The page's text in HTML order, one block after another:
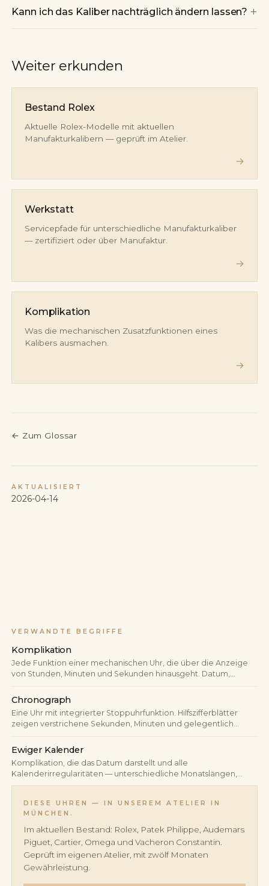
Kann ich das Kaliber nachträglich ändern lassen? +
Weiter erkunden
Bestand Rolex
Aktuelle Rolex-Modelle mit aktuellen
Manufakturkalibern — geprüft im Atelier.
→
Werkstatt
Servicepfade für unterschiedliche Manufakturkaliber
— zertifiziert oder über Manufaktur.
→
Komplikation
Was die mechanischen Zusatzfunktionen eines
Kalibers ausmachen.
→
← Zum Glossar
AKTUALISIERT
2026-04-14
VERWANDTE BEGRIFFE
Komplikation
Jede Funktion einer mechanischen Uhr, die über die Anzeige
von Stunden, Minuten und Sekunden hinausgeht. Datum,
Chronograph, Mondphase, GMT, Ewiger Kalender,
Minutenrepetition — alles Komplikationen. Der Begriff misst die
mechanische Tiefe einer Uhr.
Chronograph
Eine Uhr mit integrierter Stoppuhrfunktion. Hilfszifferblätter
zeigen verstrichene Sekunden, Minuten und gelegentlich
Stunden; Drücker steuern Start, Stopp und Rückstellung.
Ewiger Kalender
Komplikation, die das Datum darstellt und alle
Kalenderirregularitäten — unterschiedliche Monatslängen,
Schaltjahre — automatisch berücksichtigt. Ein korrekt
manuelle Korrektur.
DIESE UHREN — IN UNSEREM ATELIER IN
MÜNCHEN.
Im aktuellen Bestand: Rolex, Patek Philippe, Audemars
Piguet, Cartier, Omega und Vacheron Constantin.
Geprüft im eigenen Atelier, mit zwölf Monaten
Gewährleistung.